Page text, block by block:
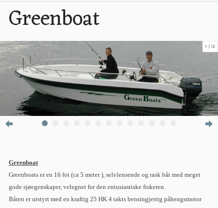
Greenboat
1 12
Greenboat
Greenboats er en 16 fot (ca 5 meter ), selvlensende og rask båt med meget
gode sjøegenskaper, velegnet for den entusiastiske fiskeren.
Båten er utstyrt med en kraftig 25 HK 4 takts bensingjerrig påhengsmotor